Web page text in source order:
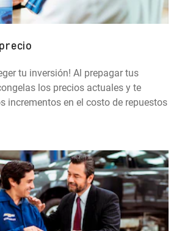
tu inversión! Al prepagar tus
los precios actuales y te
incrementos en el costo de repuestos